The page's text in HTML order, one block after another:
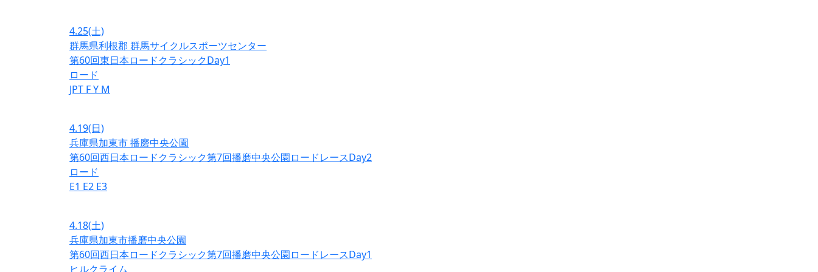
4.25(土)
群馬県利根郡 群馬サイクルスポーツセンター
第60回東日本ロードクラシックDay1
ロード
JPT FY M
4.19(日)
兵庫県加東市 播磨中央公園
第60回西日本ロードクラシック第7回播磨中央公園ロードレースDay2
ロード
E1 E2 E3
4.18(土)
兵庫県加東市播磨中央公園
第60回西日本ロードクラシック第7回播磨中央公園ロードレースDay1
ヒルクライム